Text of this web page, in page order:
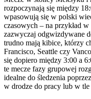
rozpoczynają się między
wpasowują się w polski
czasowych – na przykład
zazwyczaj odgwizdywane
trudno mają kibice, którzy
Francisco, Seattle czy
się dopiero między 3:00 a
te mecze fazy grupowej
idealne do śledzenia
w drodze do pracy lub w